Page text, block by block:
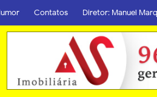
Contatos Diretor: Manuel